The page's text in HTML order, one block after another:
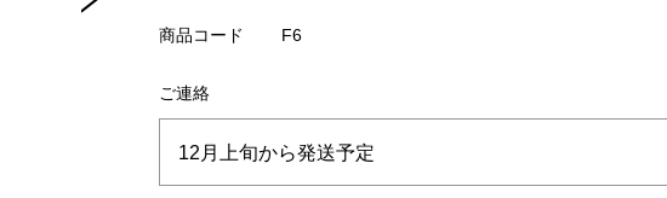
商品コード F6
ご連絡